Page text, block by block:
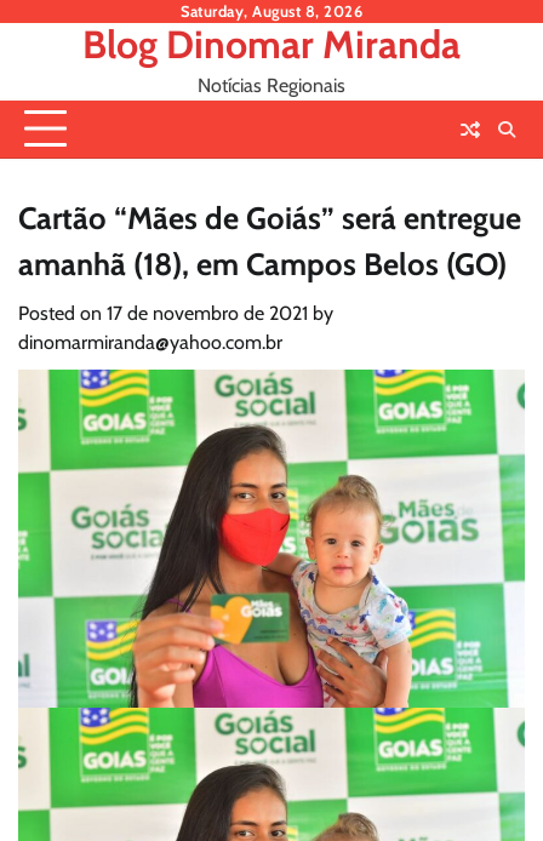
Saturday, August 8, 2026
Blog Dinomar Miranda
Notícias Regionais
Cartão “Mães de Goiás” será entregue
amanhã (18), em Campos Belos (GO)
Posted on 17 de novembro de 2021 by
dinomarmiranda@yahoo.com.br